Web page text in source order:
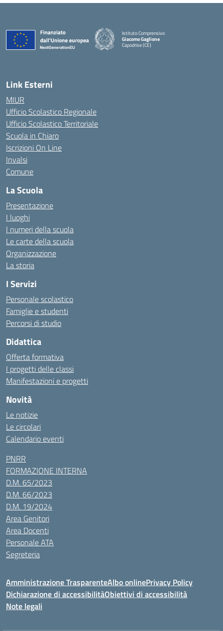
Istituto Comprensivo
Giacomo Gaglione
Capodrise (CE)
— Visita la pagina iniziale della scuola
Link Esterni
MIUR
Ufficio Scolastico Regionale
Ufficio Scolastico Territoriale
Scuola in Chiaro
Iscrizioni On Line
Invalsi
Comune
La Scuola
Presentazione
I luoghi
I numeri della scuola
Le carte della scuola
Organizzazione
La storia
I Servizi
Personale scolastico
Famiglie e studenti
Percorsi di studio
Didattica
Offerta formativa
I progetti delle classi
Manifestazioni e progetti
Novità
Le notizie
Le circolari
Calendario eventi
PNRR
FORMAZIONE INTERNA
D.M. 65/2023
D.M. 66/2023
D.M. 19/2024
Area Genitori
Area Docenti
Personale ATA
Segreteria
Amministrazione TrasparenteAlbo onlinePrivacy Policy
Dichiarazione di accessibilitàObiettivi di accessibilità
Note legali